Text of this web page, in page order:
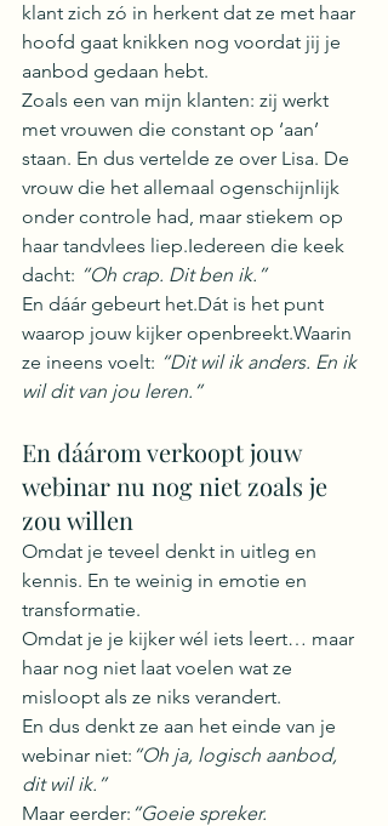
klant zich zó in herkent dat ze met haar
hoofd gaat knikken nog voordat jij je
aanbod gedaan hebt.
Zoals een van mijn klanten: zij werkt
met vrouwen die constant op ‘aan’
staan. En dus vertelde ze over Lisa. De
vrouw die het allemaal ogenschijnlijk
onder controle had, maar stiekem op
haar tandvlees liep.Iedereen die keek
dacht: “Oh crap. Dit ben ik.”
En dáár gebeurt het.Dát is het punt
waarop jouw kijker openbreekt.Waarin
ze ineens voelt: “Dit wil ik anders. En ik
wil dit van jou leren.”
En dáárom verkoopt jouw
webinar nu nog niet zoals je
zou willen
Omdat je teveel denkt in uitleg en
kennis. En te weinig in emotie en
transformatie.
Omdat je je kijker wél iets leert… maar
haar nog niet laat voelen wat ze
misloopt als ze niks verandert.
En dus denkt ze aan het einde van je
webinar niet: “Oh ja, logisch aanbod,
dit wil ik.”
Maar eerder: “Goeie spreker.